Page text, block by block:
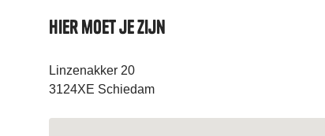
Hier moet je zijn
Linzenakker 20
3124XE Schiedam